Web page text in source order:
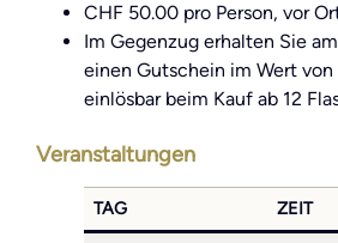
CHF 50.00 pro Person, vor
Im Gegenzug erhalten Sie
einen Gutschein im Wert
einlösbar beim Kauf ab 12
Veranstaltungen
TAG ZEIT